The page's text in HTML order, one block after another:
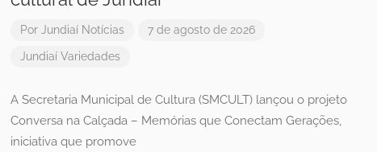
Por Jundiaí Notícias 7 de agosto de 2026
Jundiaí Variedades
A Secretaria Municipal de Cultura (SMCULT) lançou o projeto
Conversa na Calçada – Memórias que Conectam Gerações,
iniciativa que promove